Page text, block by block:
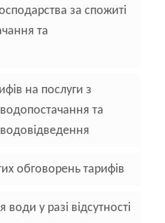
за спожиті
та
на послуги з
та
обговорень тарифів
у разі відсутності